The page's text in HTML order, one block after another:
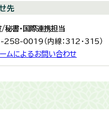
先
秘書・国際連携担当
258-0019（内線：312・
ムによるお問い合わせ